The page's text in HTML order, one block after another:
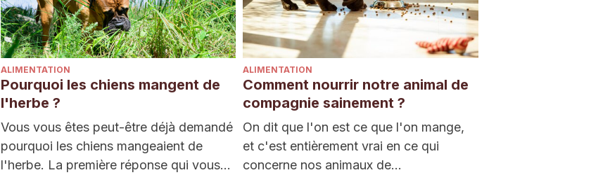
ALIMENTATION
Pourquoi les chiens mangent de
l'herbe ?
Vous vous êtes peut-être déjà demandé
pourquoi les chiens mangeaient de
l'herbe. La première réponse qui vous
ALIMENTATION
Comment nourrir notre animal de
compagnie sainement ?
On dit que l'on est ce que l'on mange,
et c'est entièrement vrai en ce qui
concerne nos animaux de…